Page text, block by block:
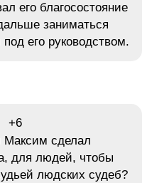
его благосостояние
заниматься
его руководством.
+6
Максим сделал
для людей, чтобы
людских судеб?